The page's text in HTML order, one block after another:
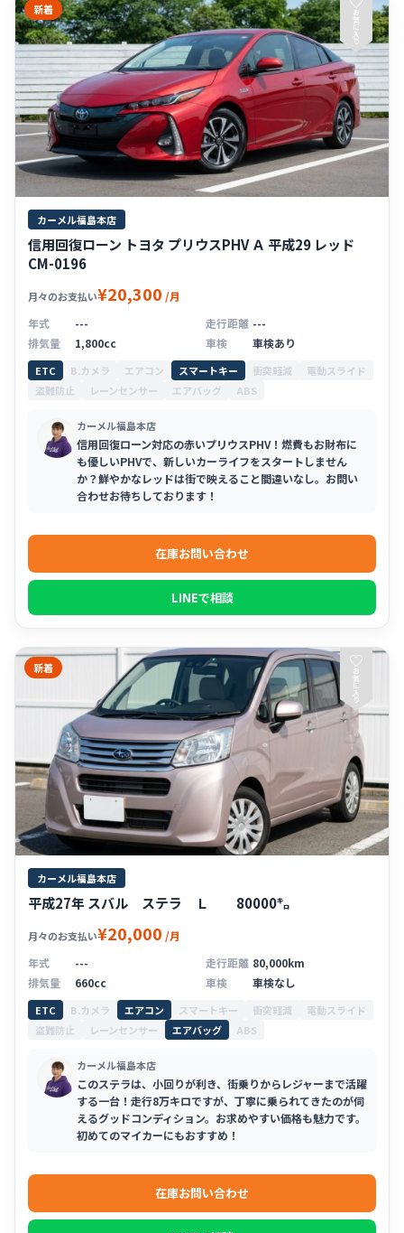
新着 お
気
に
入
り
カーメル福島本店
信用回復ローン トヨタ プリウスPHV Ａ 平成29 レッド
CM-0196
月々のお支払い¥20,300 /月
年式
--- 走行距離 ---
排気量
1,800cc 車検 車検あり
ETC B.カメラ エアコン スマートキー 衝突軽減
電動スライド
盗難防止
レーンセンサー エアバッグ ABS
カーメル福島本店
信用回復ローン対応の赤いプリウスPHV！燃費もお財布に
も優しいPHVで、新しいカーライフをスタートしません
か？鮮やかなレッドは街で映えること間違いなし。お問い
合わせお待ちしております！
在庫お問い合わせ
LINEで相談
新着 ♡
お
気
に
入
り
カーメル福島本店
平成27年 スバル ステラ Ｌ 80000㌔
月々のお支払い¥20,000 /月
年式
--- 走行距離 80,000km
排気量
660cc 車検 車検なし
ETC B.カメラ エアコン スマートキー 衝突軽減
電動スライド
盗難防止
レーンセンサー エアバッグ ABS
カーメル福島本店
このステラは、小回りが利き、街乗りからレジャーまで活躍
する一台！走行8万キロですが、丁寧に乗られてきたのが伺
えるグッドコンディション。お求めやすい価格も魅力です。
初めてのマイカーにもおすすめ！
在庫お問い合わせ